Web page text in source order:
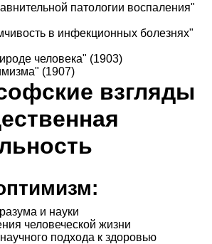
патологии воспаления"
в инфекционных болезнях"
человека" (1903)
(1907)
взгляды
и науки
человеческой жизни
подхода к здоровью